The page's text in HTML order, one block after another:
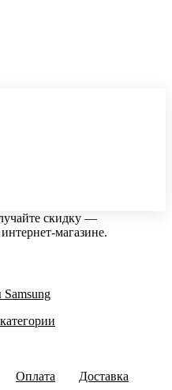
скидку —
Оплата Доставка